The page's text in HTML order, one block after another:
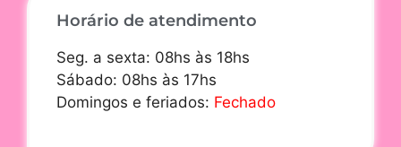
Horário de atendimento
Seg. a sexta: 08hs às 18hs
Sábado: 08hs às 17hs
Domingos e feriados: Fechado